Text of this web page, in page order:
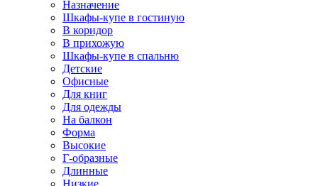
Назначение
Шкафы-купе в гостиную
В коридор
В прихожую
Шкафы-купе в спальню
Детские
Офисные
Для книг
Для одежды
На балкон
Форма
Высокие
Г-образные
Длинные
Низкие